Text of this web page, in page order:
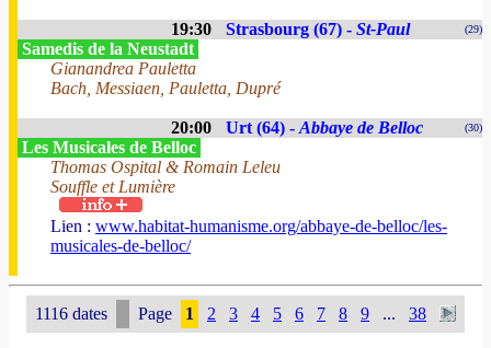
19:30 Strasbourg (67) - St-Paul (29)
Samedis de la Neustadt
Gianandrea Pauletta
Bach, Messiaen, Pauletta, Dupré
20:00 Urt (64) - Abbaye de Belloc (30)
Les Musicales de Belloc
Thomas Ospital & Romain Leleu
Souffle et Lumière
Lien : www.habitat-humanisme.org/abbaye-de-belloc/les-
musicales-de-belloc/
1116 dates Page 1 2 3 4 5 6 7 8 9 ... 38